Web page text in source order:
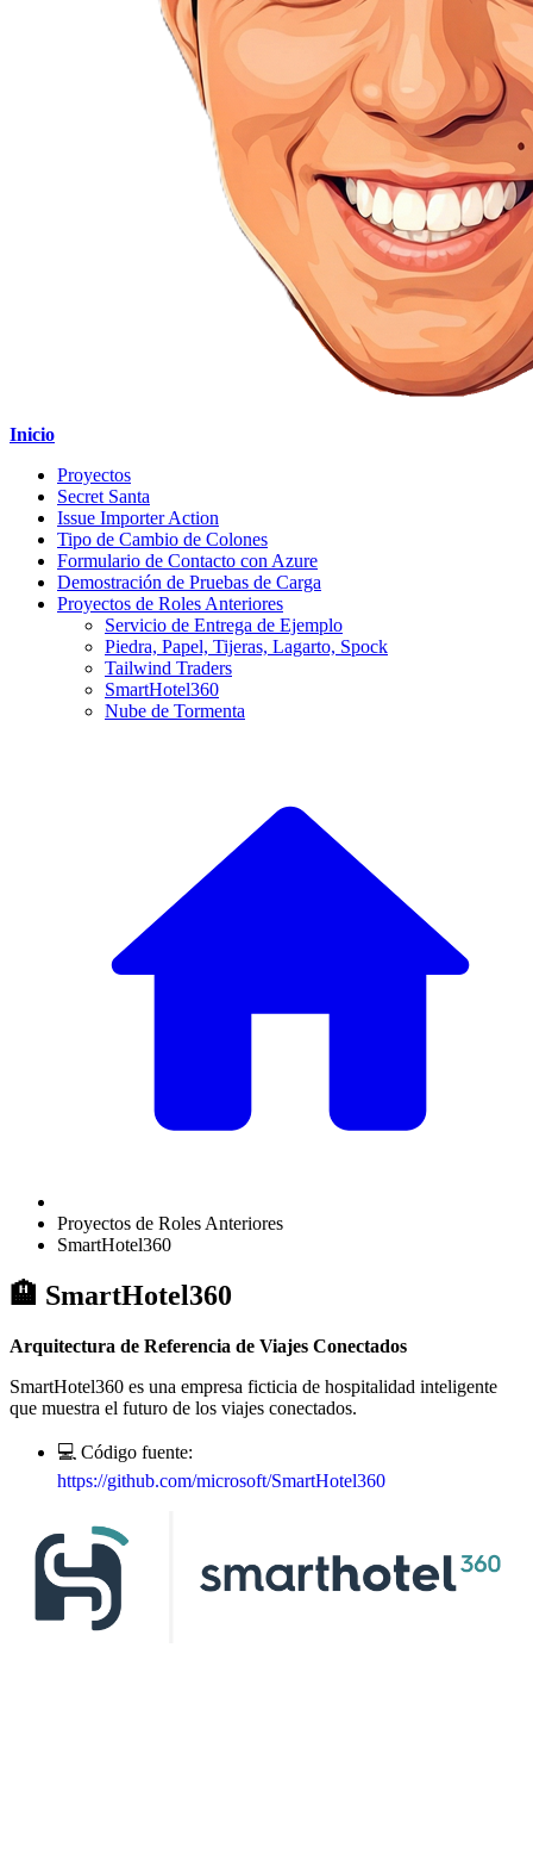
Inicio
Proyectos
Secret Santa
Issue Importer Action
Tipo de Cambio de Colones
Formulario de Contacto con Azure
Demostración de Pruebas de Carga
Proyectos de Roles Anteriores
Servicio de Entrega de Ejemplo
Piedra, Papel, Tijeras, Lagarto, Spock
Tailwind Traders
SmartHotel360
Nube de Tormenta
Proyectos de Roles Anteriores
SmartHotel360
🏨 SmartHotel360
Arquitectura de Referencia de Viajes Conectados
SmartHotel360 es una empresa ficticia de hospitalidad inteligente
que muestra el futuro de los viajes conectados.
💻 Código fuente:
https://github.com/microsoft/SmartHotel360